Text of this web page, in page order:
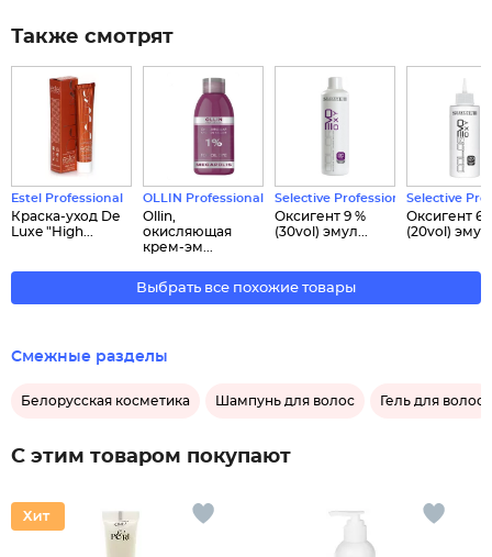
Также смотрят
Estel Professional
Краска-уход De
Luxe "High...
OLLIN Professional
Ollin,
окисляющая
крем-эм...
Selective Professional
Оксигент 9 %
(30vol) эмул...
Selective
Оксигент 6
(20vol)
Выбрать все похожие товары
Смежные разделы
Белорусская косметика Шампунь для волос Гель для волос
С этим товаром покупают